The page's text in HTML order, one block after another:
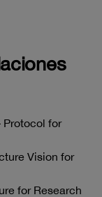
Protocol for
Vision for
for Research